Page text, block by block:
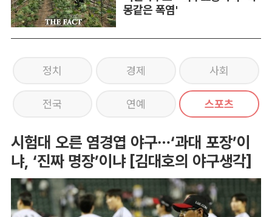
몽같은 폭염'
정치 경제 사회
전국 연예 스포츠
시험대 오른 염경엽 야구…‘과대 포장’이
냐, ‘진짜 명장’이냐 [김대호의 야구생각]